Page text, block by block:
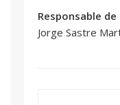
Responsable
Jorge Sastre